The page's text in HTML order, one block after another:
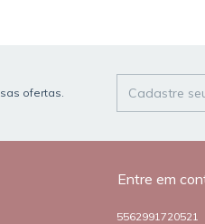
ofertas.
Entre em
5562991720521